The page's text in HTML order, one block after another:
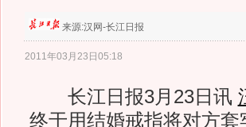
来源:汉网-长江日报
2011年03月23日05:18
长江日报3月23日讯
终于用结婚戒指将对方